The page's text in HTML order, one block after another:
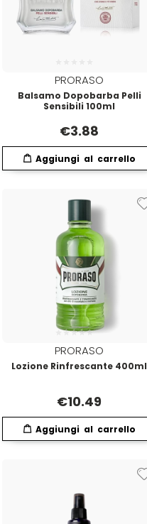
Phytorelax
Plura
Pop Italy
Profesia
PRORASO
Protoplasmina
Puring
Scenic
SCHWARZKOPF
PRORASO
Balsamo Dopobarba Pelli
Sensibili 100ml
€3.88
PRORASO
Lozione Rinfrescante 400ml
€10.49